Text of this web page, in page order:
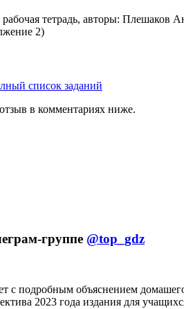
список заданий
отзыв в комментариях ниже.
группе @top_gdz
c подробным объяснением
2023 года издания для